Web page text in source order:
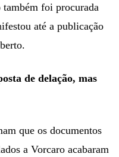
foi procurada
até a publicação
de delação, mas
que os documentos
a Vorcaro acabaram